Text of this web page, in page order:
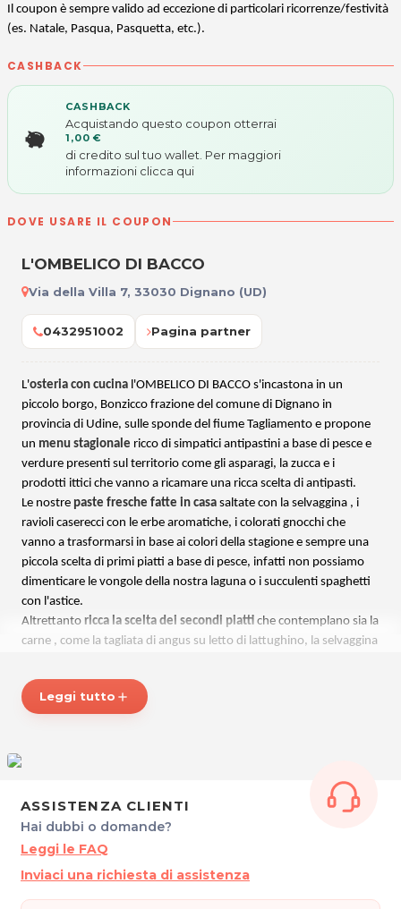
Il coupon è sempre valido ad eccezione di particolari ricorrenze/festività
(es. Natale, Pasqua, Pasquetta, etc.).
CASHBACK
CASHBACK
Acquistando questo coupon otterrai
1,00 €
di credito sul tuo wallet. Per maggiori
informazioni clicca qui
DOVE USARE IL COUPON
L'OMBELICO DI BACCO
Via della Villa 7, 33030 Dignano (UD)
0432951002 Pagina partner
L'osteria con cucina l'OMBELICO DI BACCO s'incastona in un
piccolo borgo, Bonzicco frazione del comune di Dignano in
provincia di Udine, sulle sponde del fiume Tagliamento e propone
un menu stagionale ricco di simpatici antipastini a base di pesce e
verdure presenti sul territorio come gli asparagi, la zucca e i
prodotti ittici che vanno a ricamare una ricca scelta di antipasti.
Le nostre paste fresche fatte in casa saltate con la selvaggina , i
ravioli caserecci con le erbe aromatiche, i colorati gnocchi che
vanno a trasformarsi in base ai colori della stagione e sempre una
piccola scelta di primi piatti a base di pesce, infatti non possiamo
dimenticare le vongole della nostra laguna o i succulenti spaghetti
con l'astice.
Altrettanto ricca la scelta dei secondi piatti che contemplano sia la
carne , come la tagliata di angus su letto di lattughino, la selvaggina
baccala alla vicentina, piuttosto che innovativo come la coda di
rospo aromatizzata alla senape e bacon.
la domenica sera accompagnata dalla griglia sulle braci creano una
sinergia con i vini della nostra cantina sia del friuli sia extra
regionali.
*Prezzi di listino verificati in data 15/02/2017
Alessandra e Giordano sapranno consigliarvi in maniera esaustiva
Leggi tutto add
ASSISTENZA CLIENTI
Hai dubbi o domande?
Leggi le FAQ
Inviaci una richiesta di assistenza